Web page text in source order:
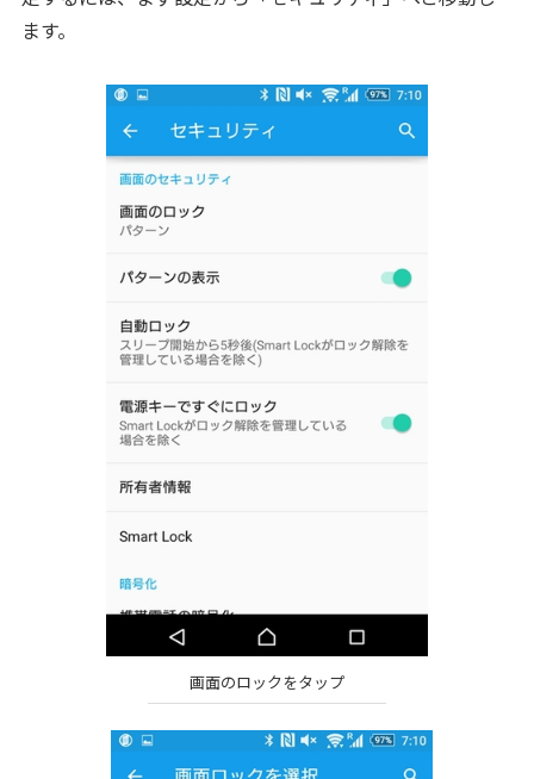
ます。
画面のロックをタップ